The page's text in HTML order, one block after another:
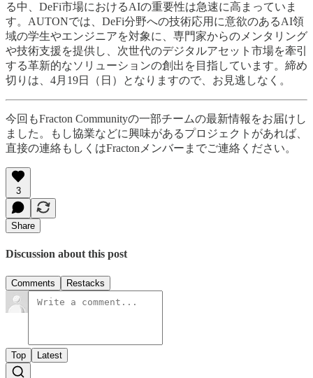
る中、DeFi市場におけるAIの重要性は急速に高まっていま
す。AUTONでは、DeFi分野への技術応用に意欲のあるAI領
域の学生やエンジニアを対象に、専門家からのメンタリング
や技術支援を提供し、次世代のデジタルアセット市場を牽引
する革新的なソリューションの創出を目指しています。締め
切りは、4月19日（日）となりますので、お見逃しなく。
今回もFracton Communityの一部チームの最新情報をお届けし
ました。もし協業などに興味があるプロジェクトがあれば、
直接の連絡もしくはFractonメンバーまでご連絡ください。
3
Share
Discussion about this post
Comments Restacks
Top Latest